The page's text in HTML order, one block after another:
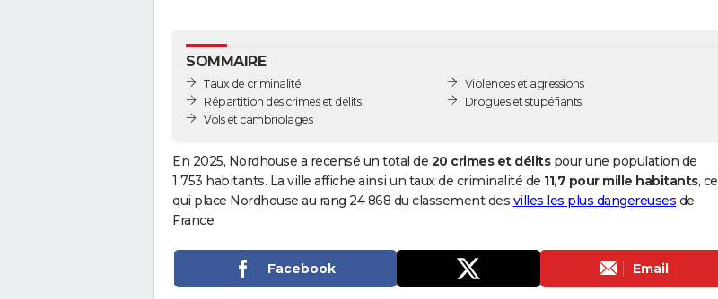
SOMMAIRE
Taux de criminalité
Répartition des crimes et délits
Vols et cambriolages
Violences et agressions
Drogues et stupéfiants
En 2025, Nordhouse a recensé un total de 20 crimes et délitspour une population de
1 753 habitants. La ville affiche ainsi un taux de criminalité de 11,7 pour mille habitants, ce
qui place Nordhouse au rang 24 868 du classement des villes les plus dangereuses de
France.
Facebook Email